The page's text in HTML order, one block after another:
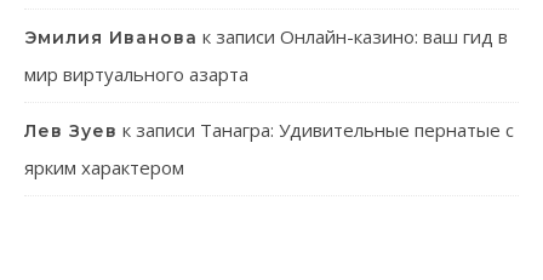
Эмилия Иванова к записи Онлайн-казино: ваш гид в
мир виртуального азарта
Лев Зуев к записи Танагра: Удивительные пернатые с
ярким характером